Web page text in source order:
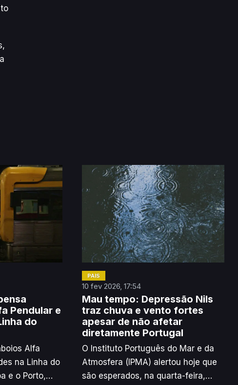
Pendular e
do
Alfa
na Linha do
e o Porto,
PAÍS
10 fev 2026, 17:54
Mau tempo: Depressão Nils
traz chuva e vento fortes
apesar de não afetar
diretamente Portugal
O Instituto Português do Mar e da
Atmosfera (IPMA) alertou hoje que
são esperados, na quarta-feira,